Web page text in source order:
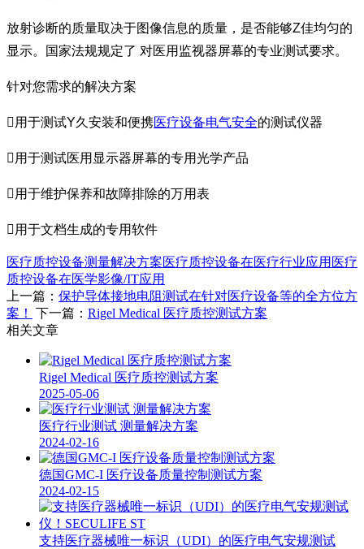
放射诊断的质量取决于图像信息的质量，是否能够Z佳均匀的
显示。国家法规规定了 对医用监视器屏幕的专业测试要求。
针对您需求的解决方案
用于测试Y久安装和便携医疗设备电气安全的测试仪器
用于测试医用显示器屏幕的专用光学产品
用于维护保养和故障排除的万用表
用于文档生成的专用软件
医疗质控设备测量解决方案医疗质控设备在医疗行业应用 医疗
质控设备在医学影像/IT应用
上一篇： 保护导体接地电阻测试在针对医疗设备等的全方位方
案！
下一篇： Rigel Medical 医疗质控测试方案
相关文章
Rigel Medical 医疗质控测试方案
2025-05-06
医疗行业测试 测量解决方案
2024-02-16
德国GMC-I 医疗设备质量控制测试方案
2024-02-15
支持医疗器械唯一标识（UDI）的医疗电气安规测试